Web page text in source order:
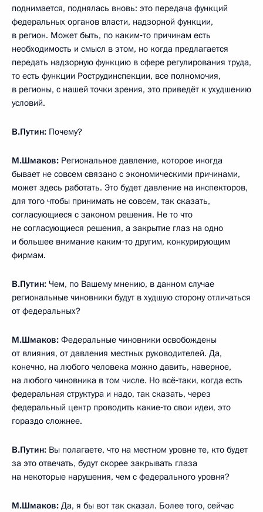
поднимается, поднялась вновь: это передача функций
федеральных органов власти, надзорной функции,
в регион. Может быть, по каким‑то причинам есть
необходимость и смысл в этом, но когда предлагается
передать надзорную функцию в сфере регулирования труда,
то есть функции Рострудинспекции, все полномочия,
в регионы, с нашей точки зрения, это приведёт к ухудшению
условий.
В.Путин: Почему?
М.Шмаков: Региональное давление, которое иногда
бывает не совсем связано с экономическими причинами,
может здесь работать. Это будет давление на инспекторов,
для того чтобы принимать не совсем, так сказать,
согласующиеся с законом решения. Не то что
не согласующиеся решения, а закрытие глаз на одно
и большее внимание каким‑то другим, конкурирующим
фирмам.
В.Путин: Чем, по Вашему мнению, в данном случае
региональные чиновники будут в худшую сторону отличаться
от федеральных?
М.Шмаков: Федеральные чиновники освобождены
от влияния, от давления местных руководителей. Да,
конечно, на любого человека можно давить, наверное,
на любого чиновника в том числе. Но всё‑таки, когда есть
федеральная структура и надо, так сказать, через
федеральный центр проводить какие‑то свои идеи, это
гораздо сложнее.
В.Путин: Вы полагаете, что на местном уровне те, кто будет
за это отвечать, будут скорее закрывать глаза
на некоторые нарушения, чем с федерального уровня?
М.Шмаков: Да, я бы вот так сказал. Более того, сейчас